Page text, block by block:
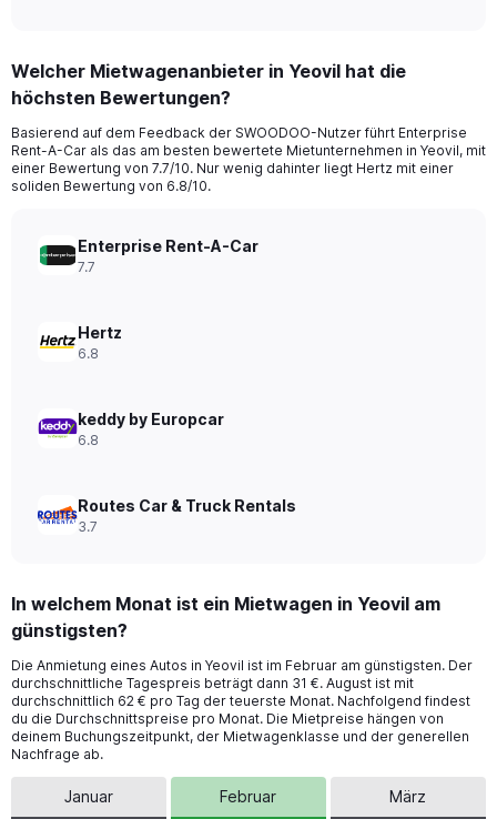
Range:
91
The
chart
has
axis
displaying
to
Welcher Mietwagenanbieter in Yeovil hat die
höchsten Bewertungen?
Basierend auf dem Feedback der SWOODOO-Nutzer führt Enterprise
Rent-A-Car als das am besten bewertete Mietunternehmen in Yeovil, mit
einer Bewertung von 7.7/10. Nur wenig dahinter liegt Hertz mit einer
soliden Bewertung von 6.8/10.
Enterprise Rent-A-Car
7.7
Hertz
6.8
keddy by Europcar
6.8
Routes Car & Truck Rentals
3.7
In welchem Monat ist ein Mietwagen in Yeovil am
günstigsten?
Die Anmietung eines Autos in Yeovil ist im Februar am günstigsten. Der
durchschnittliche Tagespreis beträgt dann 31 €. August ist mit
durchschnittlich 62 € pro Tag der teuerste Monat. Nachfolgend findest
du die Durchschnittspreise pro Monat. Die Mietpreise hängen von
deinem Buchungszeitpunkt, der Mietwagenklasse und der generellen
Nachfrage ab.
Januar Februar März